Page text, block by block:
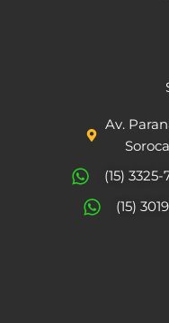
Av.
(15)
(15)